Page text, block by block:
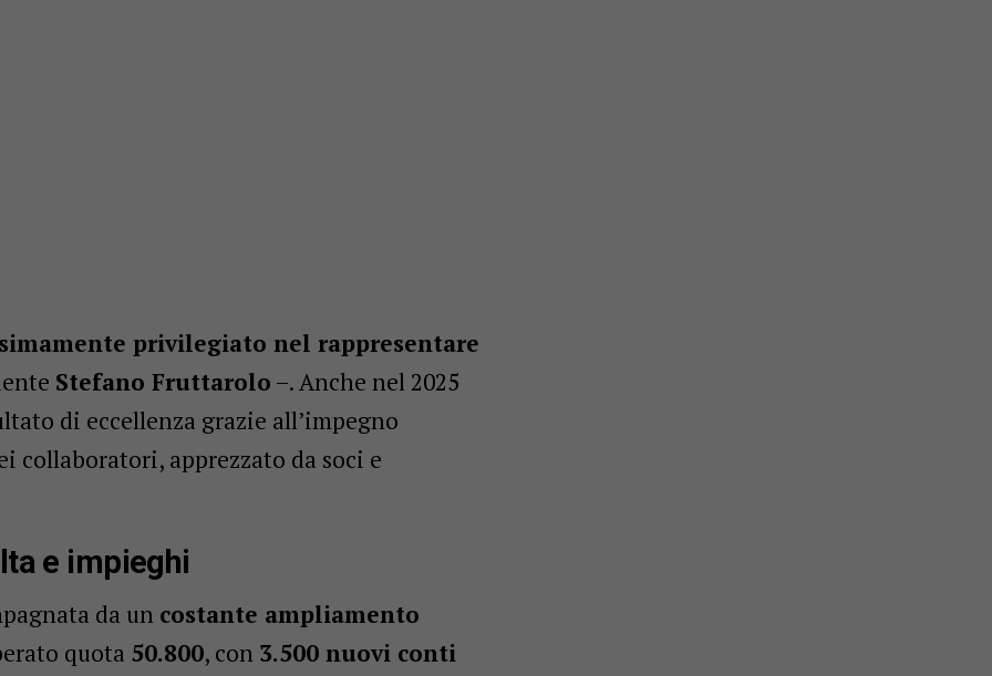
privilegiato nel rappresentare
Stefano Fruttarolo –. Anche nel 2025
di eccellenza grazie all’impegno
collaboratori, apprezzato da soci e
e impieghi
da un costante ampliamento
quota 50.800, con 3.500 nuovi conti